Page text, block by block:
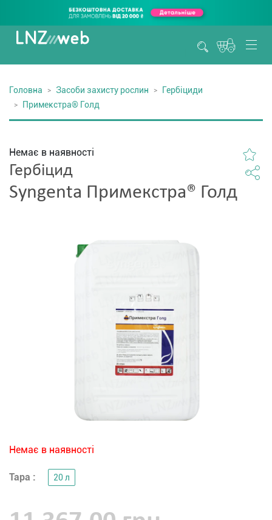
Головна Засоби захисту рослин
Гербіциди
Примекстра® Голд
Немає в наявності
Гербіцид
Syngenta Примекстра® Голд
Немає в наявності
Тара : 20 л